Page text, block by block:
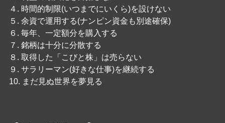
４. 時間的制限(いつまでにいくら)を設けない
５. 余資で運用する(ナンピン資金も別途確保)
６. 毎年、一定額分を購入する
７. 銘柄は十分に分散する
８. 取得した「こびと株」は売らない
９. サラリーマン(好きな仕事)を継続する
10. まだ見ぬ世界を夢見る